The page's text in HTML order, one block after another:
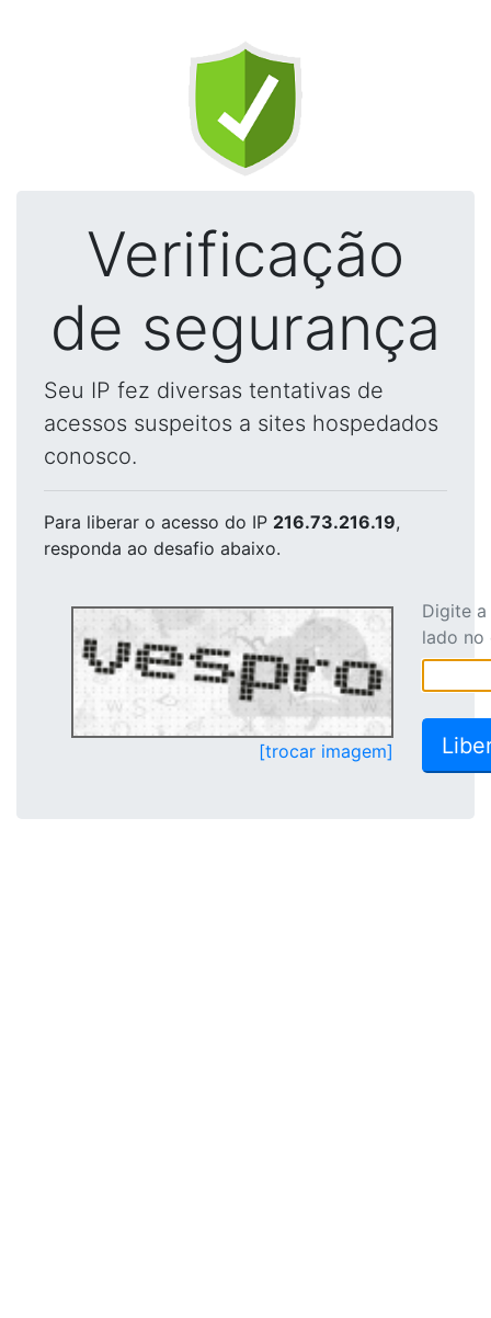
Verificação
de segurança
Seu IP fez diversas tentativas de
acessos suspeitos a sites hospedados
conosco.
Para liberar o acesso do IP 216.73.216.19,
responda ao desafio abaixo.
[trocar imagem]
Digite
lado no